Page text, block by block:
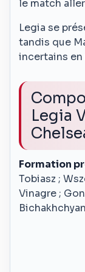
le match
Legia se
tandis que
incertains en
Legia
Formation
Tobiasz ;
Vinagre ;